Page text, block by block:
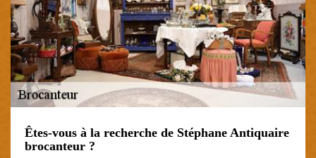
Êtes-vous à la recherche de Stéphane Antiquaire
brocanteur ?